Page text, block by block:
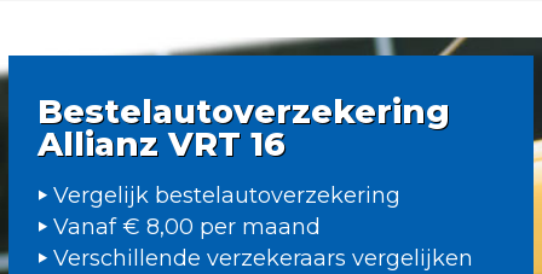
Bestelautoverzekering
Allianz VRT 16
Vergelijk bestelautoverzekering
Vanaf € 8,00 per maand
Verschillende verzekeraars vergelijken